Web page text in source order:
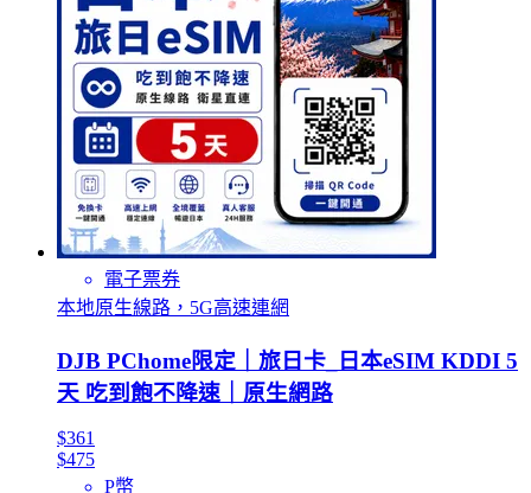
電子票券
本地原生線路，5G高速連網
DJB PChome限定｜旅日卡_日本eSIM KDDI 5
天 吃到飽不降速｜原生網路
$361
$475
P幣